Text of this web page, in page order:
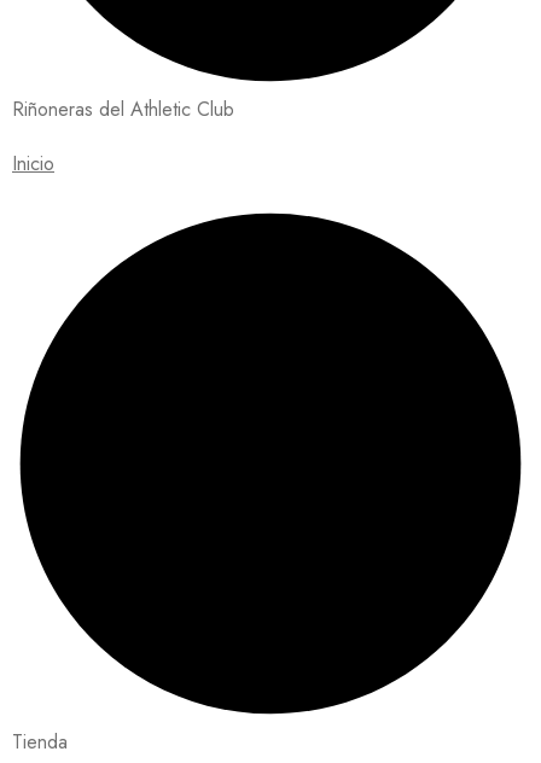
Riñoneras del Athletic Club
Inicio
Tienda